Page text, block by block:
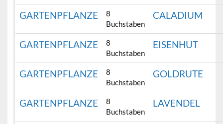
GARTENPFLANZE
8
Buchstaben
CALADIUM
GARTENPFLANZE
8
Buchstaben
EISENHUT
GARTENPFLANZE
8
Buchstaben
GOLDRUTE
GARTENPFLANZE
8
Buchstaben
LAVENDEL